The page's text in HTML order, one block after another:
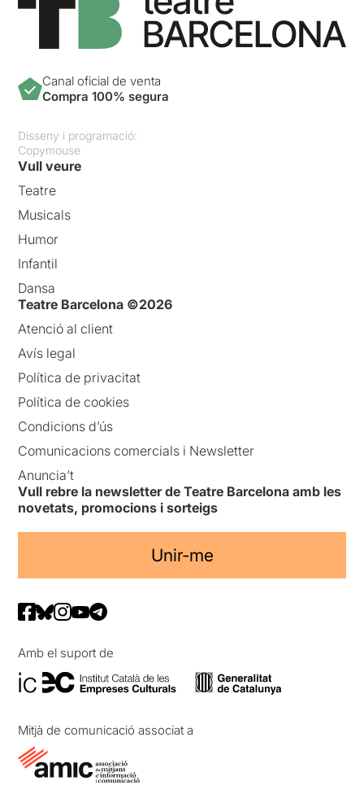
Canal oficial de venta
Compra 100% segura
Disseny i programació:
Copymouse
Vull veure
Teatre
Musicals
Humor
Infantil
Dansa
Teatre Barcelona ©2026
Atenció al client
Avís legal
Política de privacitat
Política de cookies
Condicions d’ús
Comunicacions comercials i Newsletter
Anuncia’t
Vull rebre la newsletter de Teatre Barcelona amb les
novetats, promocions i sorteigs
Unir-me
Amb el suport de
Mitjà de comunicació associat a